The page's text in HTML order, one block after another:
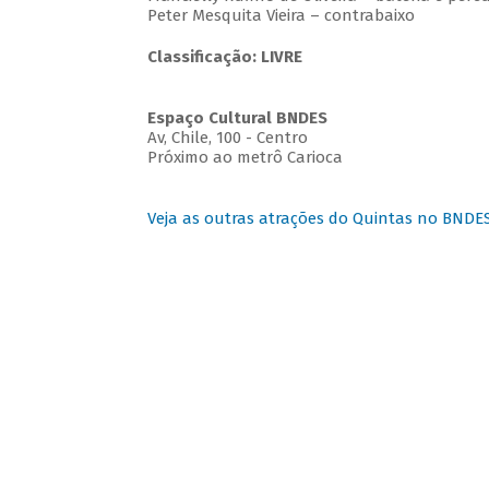
Peter Mesquita Vieira – contrabaixo
Classificação: LIVRE
Espaço Cultural BNDES
Av, Chile, 100 - Centro
Próximo ao metrô Carioca
Veja as outras atrações do Quintas no